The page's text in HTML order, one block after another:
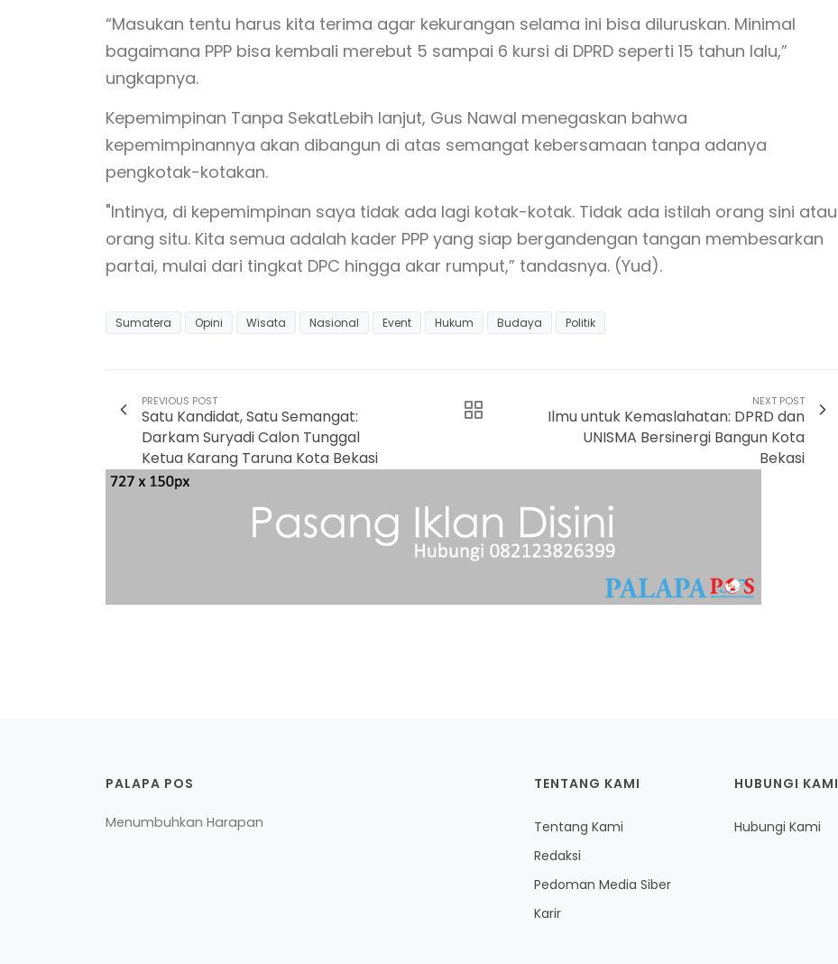
“Masukan tentu harus kita terima agar kekurangan selama ini bisa diluruskan. Minimal
bagaimana PPP bisa kembali merebut 5 sampai 6 kursi di DPRD seperti 15 tahun lalu,”
ungkapnya.
Kepemimpinan Tanpa SekatLebih lanjut, Gus Nawal menegaskan bahwa
kepemimpinannya akan dibangun di atas semangat kebersamaan tanpa adanya
pengkotak-kotakan.
"Intinya, di kepemimpinan saya tidak ada lagi kotak-kotak. Tidak ada istilah orang sini atau
orang situ. Kita semua adalah kader PPP yang siap bergandengan tangan membesarkan
partai, mulai dari tingkat DPC hingga akar rumput,” tandasnya. (Yud).
Sumatera Opini Wisata Nasional Event Hukum Budaya Politik
PREVIOUS POST
Satu Kandidat, Satu Semangat:
Darkam Suryadi Calon Tunggal
Ketua Karang Taruna Kota Bekasi
NEXT POST
Ilmu untuk Kemaslahatan: DPRD dan
UNISMA Bersinergi Bangun Kota
Bekasi
PALAPA POS
Menumbuhkan Harapan
TENTANG KAMI
Tentang Kami
Redaksi
Pedoman Media Siber
Karir
HUBUNGI KAMI
Hubungi Kami